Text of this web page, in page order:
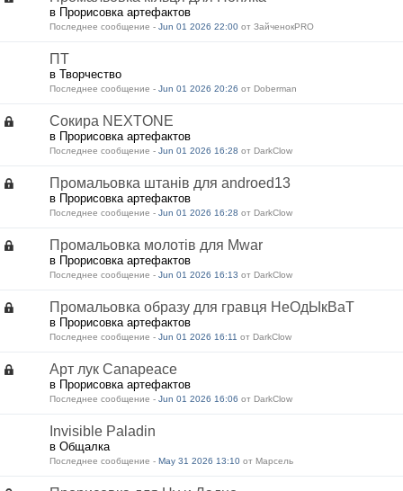
в Прорисовка артефактов
Последнее сообщение - Jun 01 2026 22:00 от ЗайченокPRO
ПТ
в Творчество
Последнее сообщение - Jun 01 2026 20:26 от Doberman
Сокира NEXTONE
в Прорисовка артефактов
Последнее сообщение - Jun 01 2026 16:28 от DarkClow
Промальовка штанів для androed13
в Прорисовка артефактов
Последнее сообщение - Jun 01 2026 16:28 от DarkClow
Промальовка молотів для Mwar
в Прорисовка артефактов
Последнее сообщение - Jun 01 2026 16:13 от DarkClow
Промальовка образу для гравця НеОдЫкВаТ
в Прорисовка артефактов
Последнее сообщение - Jun 01 2026 16:11 от DarkClow
Арт лук Canapeace
в Прорисовка артефактов
Последнее сообщение - Jun 01 2026 16:06 от DarkClow
Invisible Paladin
в Общалка
Последнее сообщение - May 31 2026 13:10 от Марсель